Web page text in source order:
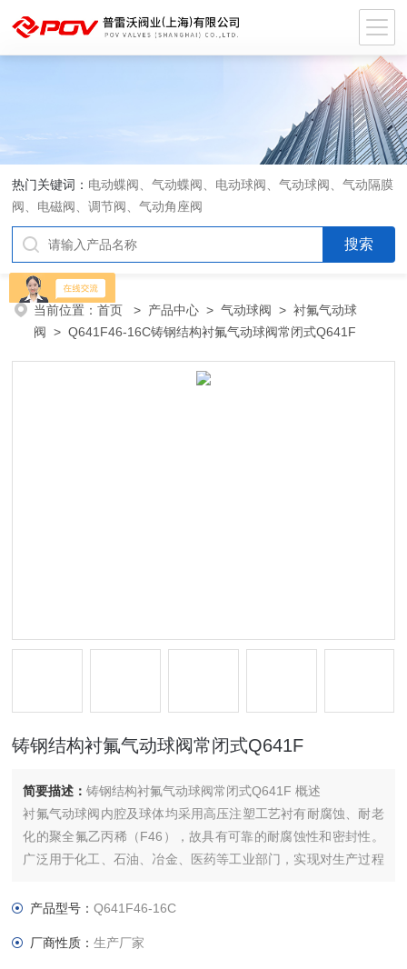
热门关键词： 电动蝶阀、气动蝶阀、电动球阀、气动球阀、气动隔膜
阀、电磁阀、调节阀、气动角座阀
当前位置：首页 > 产品中心 >气动球阀 >衬氟气动球
阀 > Q641F46-16C铸钢结构衬氟气动球阀常闭式Q641F
铸钢结构衬氟气动球阀常闭式Q641F
简要描述：铸钢结构衬氟气动球阀常闭式Q641F 概述
衬氟气动球阀内腔及球体均采用高压注塑工艺衬有耐腐蚀、耐老
化的聚全氟乙丙稀（F46），故具有可靠的耐腐蚀性和密封性。
广泛用于化工、石油、冶金、医药等工业部门，实现对生产过程
效果Z明显。
产品型号：Q641F46-16C
厂商性质：生产厂家